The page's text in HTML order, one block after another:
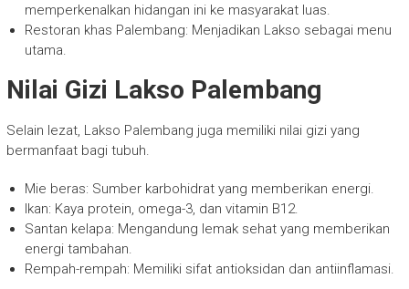
memperkenalkan hidangan ini ke masyarakat luas.
Restoran khas Palembang: Menjadikan Lakso sebagai menu
utama.
Nilai Gizi Lakso Palembang
Selain lezat, Lakso Palembang juga memiliki nilai gizi yang
bermanfaat bagi tubuh.
Mie beras: Sumber karbohidrat yang memberikan energi.
Ikan: Kaya protein, omega-3, dan vitamin B12.
Santan kelapa: Mengandung lemak sehat yang memberikan
energi tambahan.
Rempah-rempah: Memiliki sifat antioksidan dan antiinflamasi.